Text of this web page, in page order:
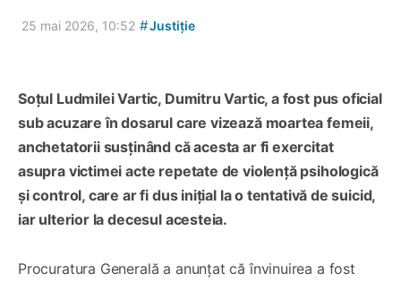
25 mai 2026, 10:52 #Justiție
Soțul Ludmilei Vartic, Dumitru Vartic, a fost pus oficial
sub acuzare în dosarul care vizează moartea femeii,
anchetatorii susținând că acesta ar fi exercitat
asupra victimei acte repetate de violență psihologică
și control, care ar fi dus inițial la o tentativă de suicid,
iar ulterior la decesul acesteia.
Procuratura Generală a anunțat că învinuirea a fost